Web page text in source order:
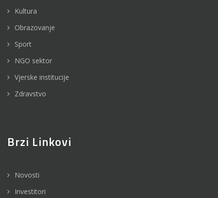
Kultura
Obrazovanje
Sport
NGO sektor
Vjerske institucije
Zdravstvo
Brzi Linkovi
Novosti
Investitori